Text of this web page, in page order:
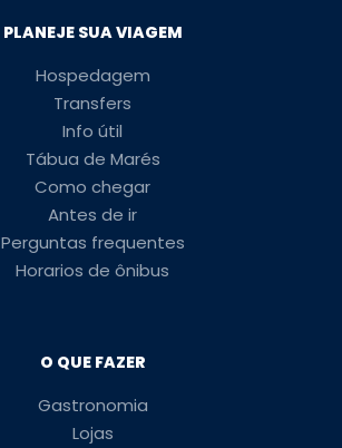
PLANEJE SUA VIAGEM
Hospedagem
Transfers
Info útil
Tábua de Marés
Como chegar
Antes de ir
Perguntas frequentes
Horarios de ônibus
O QUE FAZER
Gastronomia
Lojas